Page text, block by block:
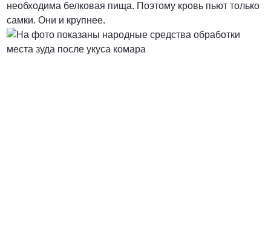
необходима белковая пища. Поэтому кровь пьют только
самки. Они и крупнее.